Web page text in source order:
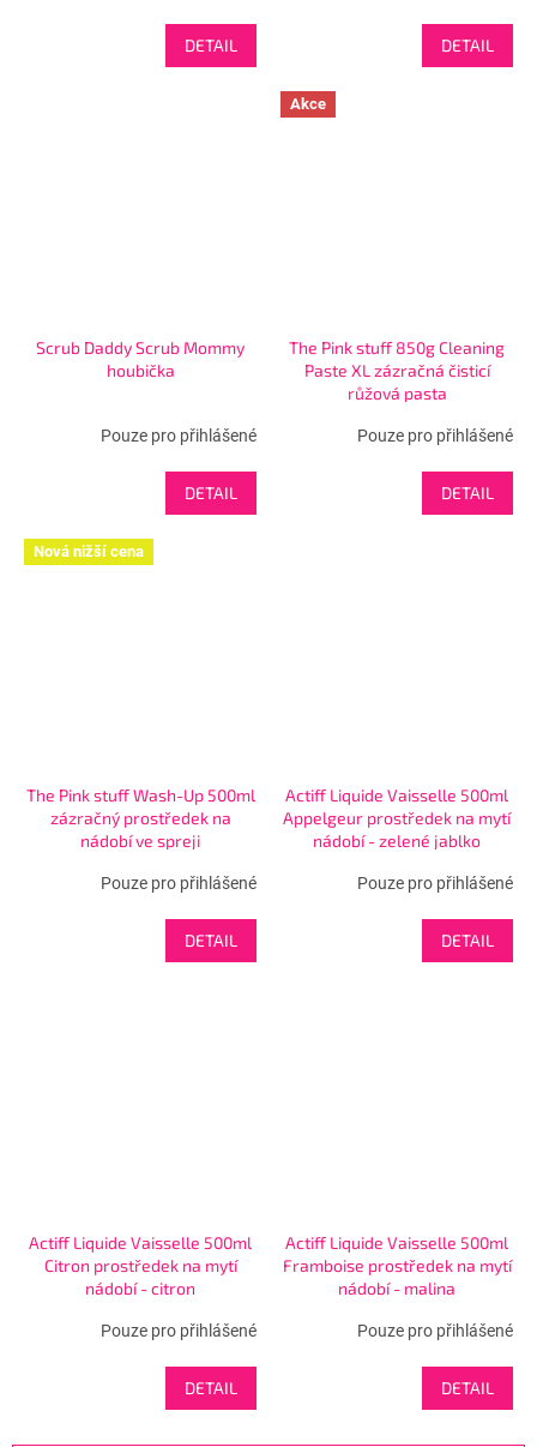
DETAIL DETAIL
Scrub Daddy Scrub Mommy
houbička
Pouze pro přihlášené
DETAIL
Akce
The Pink stuff 850g Cleaning
Paste XL zázračná čisticí
růžová pasta
Pouze pro přihlášené
DETAIL
Nová nižší cena
The Pink stuff Wash-Up 500ml
zázračný prostředek na
nádobí ve spreji
Pouze pro přihlášené
DETAIL
Actiff Liquide Vaisselle 500ml
Appelgeur prostředek na mytí
nádobí - zelené jablko
Pouze pro přihlášené
DETAIL
Actiff Liquide Vaisselle 500ml
Citron prostředek na mytí
nádobí - citron
Pouze pro přihlášené
DETAIL
Actiff Liquide Vaisselle 500ml
Framboise prostředek na mytí
nádobí - malina
Pouze pro přihlášené
DETAIL